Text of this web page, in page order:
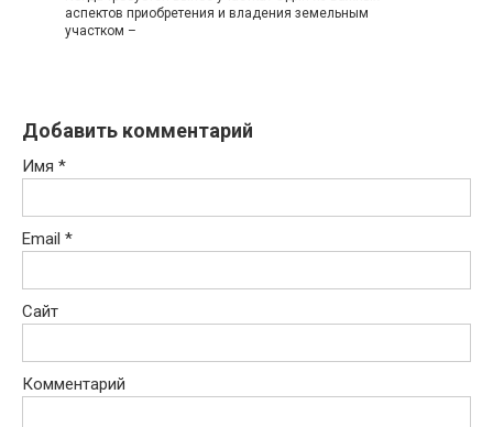
аспектов приобретения и владения земельным
участком –
Добавить комментарий
Имя *
Email *
Сайт
Комментарий